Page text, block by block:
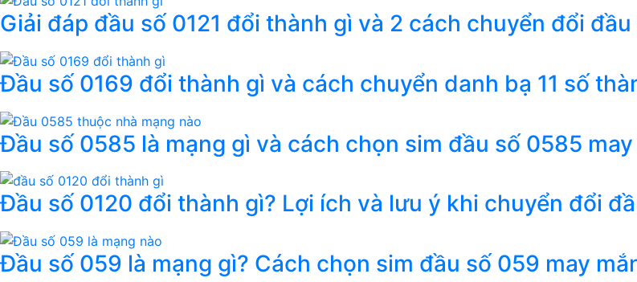
Giải đáp đầu số 0121 đổi thành gì và 2 cách chuyển đổi
Đầu số 0169 đổi thành gì và cách chuyển danh bạ 11 số
Đầu số 0585 là mạng gì và cách chọn sim đầu số 0585
Đầu số 0120 đổi thành gì? Lợi ích và lưu ý khi chuyển đổi
Đầu số 059 là mạng gì? Cách chọn sim đầu số 059 may